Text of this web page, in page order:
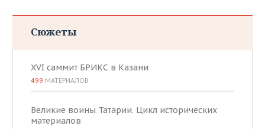
ХОККЕЙ С МЯЧОМ
ПРОИСШЕСТВИЯ
Сюжеты
XVI саммит БРИКС в Казани
499 МАТЕРИАЛОВ
Великие воины Татарии. Цикл исторических
материалов